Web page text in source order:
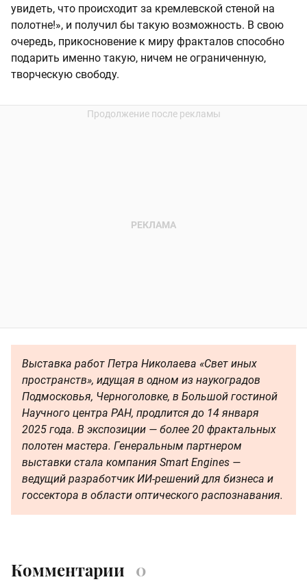
увидеть, что происходит за кремлевской стеной на
полотне!», и получил бы такую возможность. В свою
очередь, прикосновение к миру фракталов способно
подарить именно такую, ничем не ограниченную,
творческую свободу.
Выставка работ Петра Николаева «Свет иных
пространств», идущая в одном из наукоградов
Подмосковья, Черноголовке, в Большой гостиной
Научного центра РАН, продлится до 14 января
2025 года. В экспозиции — более 20 фрактальных
полотен мастера. Генеральным партнером
выставки стала компания Smart Engines —
ведущий разработчик ИИ-решений для бизнеса и
госсектора в области оптического распознавания.
Комментарии 0